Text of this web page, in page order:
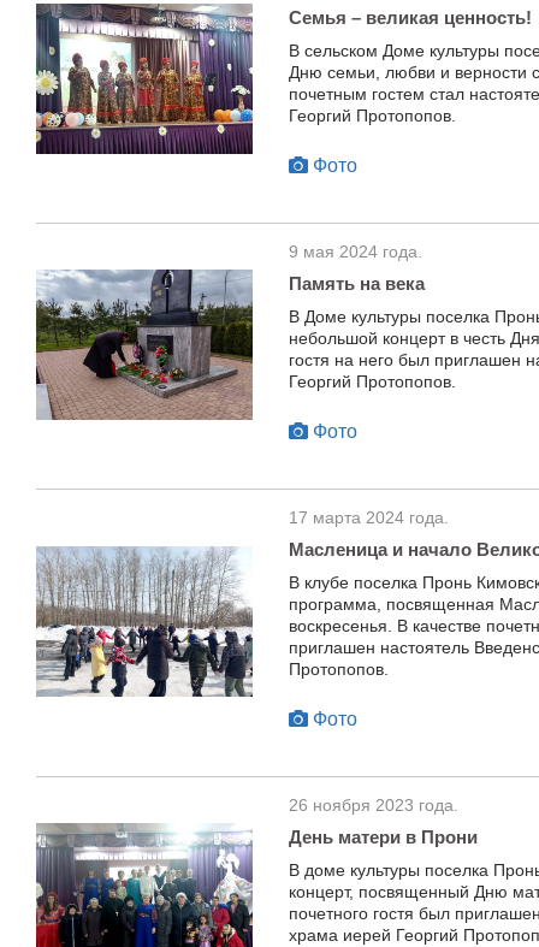
Семья – великая ценность!
В сельском Доме культуры
Дню семьи, любви и верности
почетным гостем стал
Георгий Протопопов.
Фото
9 мая 2024 года.
Память на века
В Доме культуры поселка
небольшой концерт в честь
гостя на него был приглашен
Георгий Протопопов.
Фото
17 марта 2024 года.
Масленица и начало
В клубе поселка Пронь
программа, посвященная
воскресенья. В качестве
приглашен настоятель
Протопопов.
Фото
26 ноября 2023 года.
День матери в Прони
В доме культуры поселка
концерт, посвященный Дню
почетного гостя был
храма иерей Георгий